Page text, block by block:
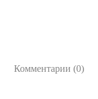
Комментарии (0)